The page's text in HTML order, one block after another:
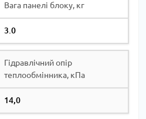
Вага панелі блоку, кг
3.0
Гідравлічний опір
теплообмінника, кПа
14,0